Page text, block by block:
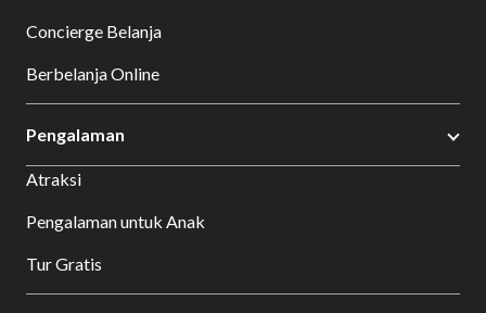
Concierge Belanja
Berbelanja Online
Pengalaman
Atraksi
Pengalaman untuk Anak
Tur Gratis